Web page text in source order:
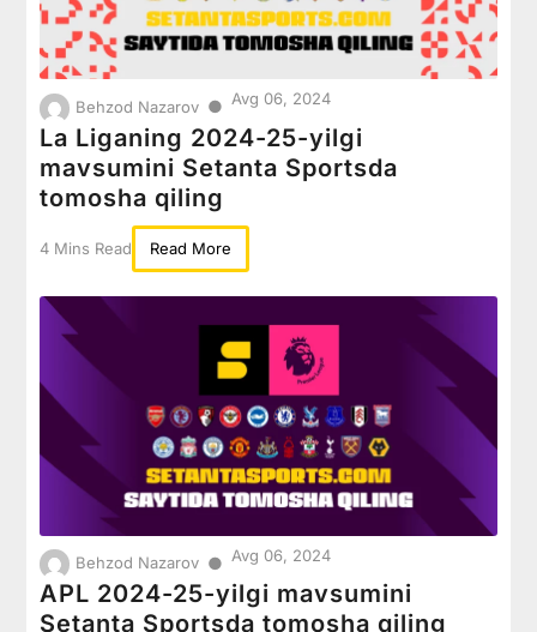
Behzod Nazarov ● Avg 06, 2024
La Liganing 2024-25-yilgi
mavsumini Setanta Sportsda
tomosha qiling
4 Mins Read Read More
Behzod Nazarov ● Avg 06, 2024
APL 2024-25-yilgi mavsumini
Setanta Sportsda tomosha qiling